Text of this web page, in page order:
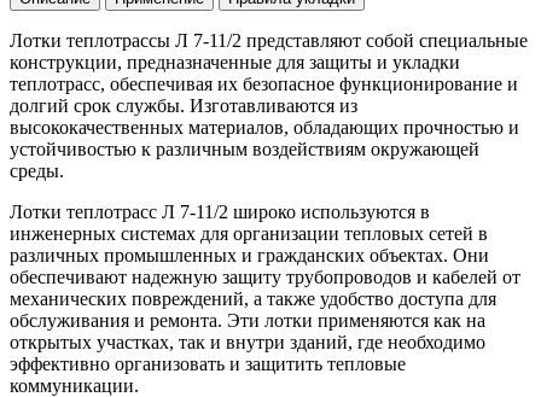
Лотки теплотрассы Л 7-11/2 представляют собой специальные
конструкции, предназначенные для защиты и укладки
теплотрасс, обеспечивая их безопасное функционирование и
долгий срок службы. Изготавливаются из
высококачественных материалов, обладающих прочностью и
устойчивостью к различным воздействиям окружающей
среды.
Лотки теплотрасс Л 7-11/2 широко используются в
инженерных системах для организации тепловых сетей в
различных промышленных и гражданских объектах. Они
обеспечивают надежную защиту трубопроводов и кабелей от
механических повреждений, а также удобство доступа для
обслуживания и ремонта. Эти лотки применяются как на
открытых участках, так и внутри зданий, где необходимо
эффективно организовать и защитить тепловые
коммуникации.